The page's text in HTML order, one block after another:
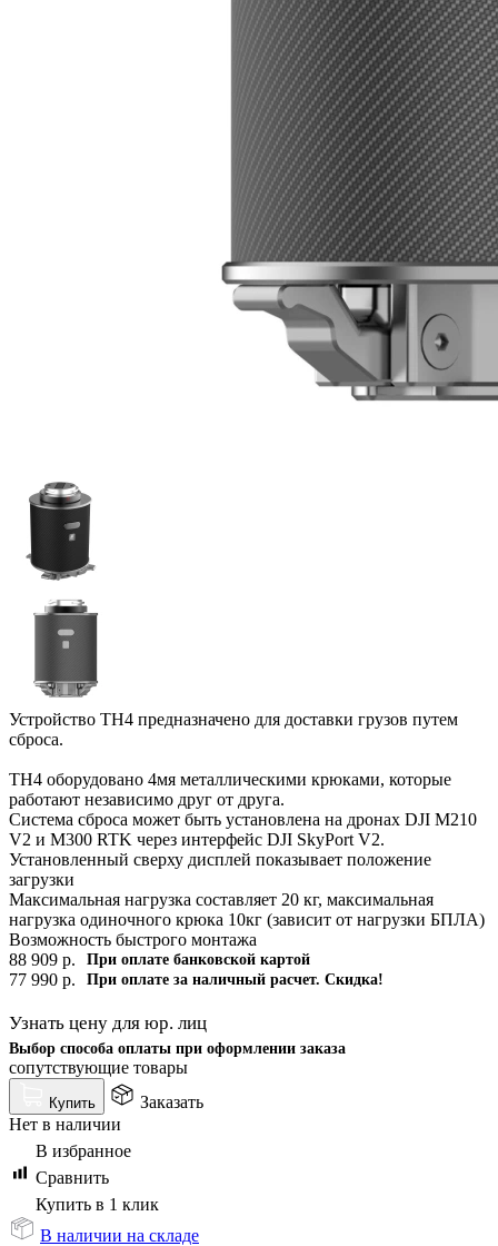
Устройство TH4 предназначено для доставки грузов путем
сброса.
TH4 оборудовано 4мя металлическими крюками, которые
работают независимо друг от друга.
Система сброса может быть установлена на дронах DJI M210
V2 и M300 RTK через интерфейс DJI SkyPort V2.
Установленный сверху дисплей показывает положение
загрузки
Максимальная нагрузка составляет 20 кг, максимальная
нагрузка одиночного крюка 10кг (зависит от нагрузки БПЛА)
Возможность быстрого монтажа
88 909 р. При оплате банковской картой
77 990 р. При оплате за наличный расчет. Скидка!
Узнать цену для юр. лиц
Выбор способа оплаты при оформлении заказа
сопутствующие товары
Купить
Заказать
Нет в наличии
В избранное
Сравнить
Купить в 1 клик
В наличии на складе